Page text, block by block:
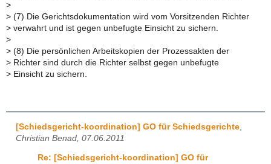
>
> (7) Die Gerichtsdokumentation wird vom Vorsitzenden Richter
> verwahrt und ist gegen unbefugte Einsicht zu sichern.
>
> (8) Die persönlichen Arbeitskopien der Prozessakten der
> Richter sind durch die Richter selbst gegen unbefugte
> Einsicht zu sichern.
[Schiedsgericht-koordination] GO für Schiedsgerichte
Christian Benad, 07.06.2011
Re: [Schiedsgericht-koordination] GO für